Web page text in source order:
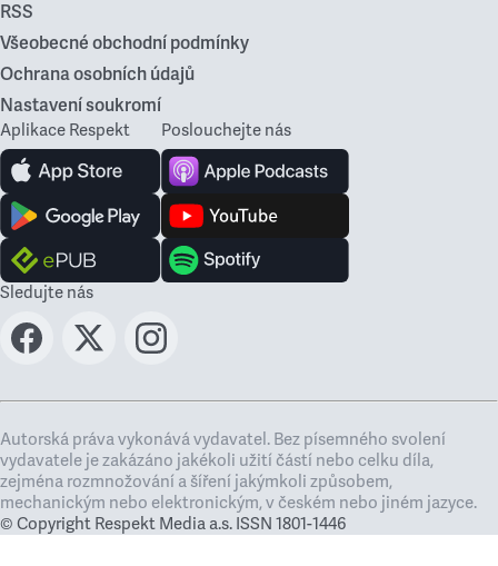
RSS
Všeobecné obchodní podmínky
Ochrana osobních údajů
Nastavení soukromí
Aplikace Respekt Poslouchejte nás
Sledujte nás
Autorská práva vykonává vydavatel. Bez písemného svolení
vydavatele je zakázáno jakékoli užití částí nebo celku díla,
zejména rozmnožování a šíření jakýmkoli způsobem,
mechanickým nebo elektronickým, v českém nebo jiném jazyce.
© Copyright Respekt Media a.s. ISSN 1801-1446